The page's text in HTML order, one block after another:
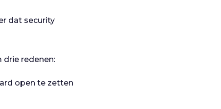
dat security
drie redenen:
open te zetten